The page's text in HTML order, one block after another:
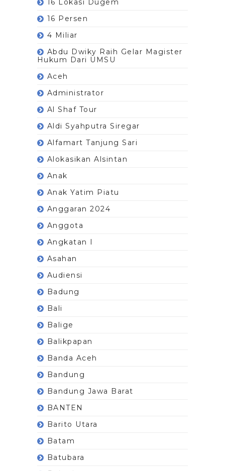
16 Lokasi Dugem
16 Persen
4 Miliar
Abdu Dwiky Raih Gelar Magister
Hukum Dari UMSU
Aceh
Administrator
Al Shaf Tour
Aldi Syahputra Siregar
Alfamart Tanjung Sari
Alokasikan Alsintan
Anak
Anak Yatim Piatu
Anggaran 2024
Anggota
Angkatan I
Asahan
Audiensi
Badung
Bali
Balige
Balikpapan
Banda Aceh
Bandung
Bandung Jawa Barat
BANTEN
Barito Utara
Batam
Batubara